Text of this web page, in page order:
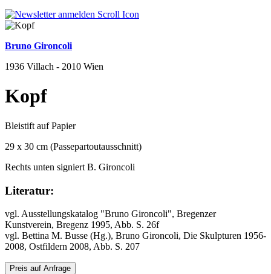
Bruno Gironcoli
1936 Villach - 2010 Wien
Kopf
Bleistift auf Papier
29 x 30 cm (Passepartoutausschnitt)
Rechts unten signiert B. Gironcoli
Literatur:
vgl. Ausstellungskatalog "Bruno Gironcoli", Bregenzer
Kunstverein, Bregenz 1995, Abb. S. 26f
vgl. Bettina M. Busse (Hg.), Bruno Gironcoli, Die Skulpturen 1956-
2008, Ostfildern 2008, Abb. S. 207
Preis auf Anfrage